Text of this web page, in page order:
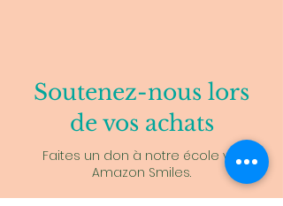
Soutenez-nous lors
de vos achats
Faites un don à notre école via
Amazon Smiles.